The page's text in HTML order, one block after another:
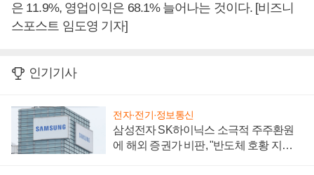
은 11.9%, 영업이익은 68.1% 늘어나는 것이다. [비즈니
스포스트 임도영 기자]
인기기사
전자·전기·정보통신
삼성전자 SK하이닉스 소극적 주주환원
에 해외 증권가 비판, "반도체 호황 지속